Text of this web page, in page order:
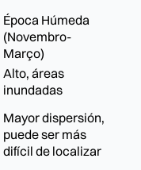
Época Húmeda
(Novembro-
Março)
Alto, áreas
inundadas
Mayor dispersión,
puede ser más
difícil de localizar